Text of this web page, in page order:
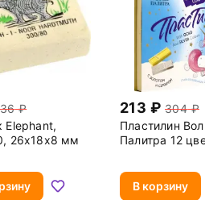
36
Elephant,
26x18x8 мм
213
304
Пластилин
Палитра 12
В корзину